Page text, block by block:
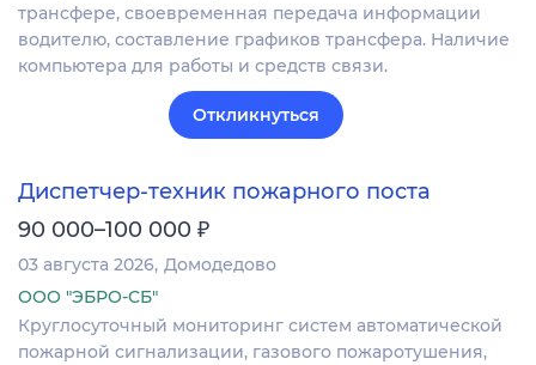
трансфере, своевременная передача информации
водителю, составление графиков трансфера. Наличие
компьютера для работы и средств связи.
Откликнуться
Диспетчер-техник пожарного поста
90 000–100 000 ₽
03 августа 2026 Домодедово
ООО "ЭБРО-СБ"
Круглосуточный мониторинг систем автоматической
пожарной сигнализации, газового пожаротушения,